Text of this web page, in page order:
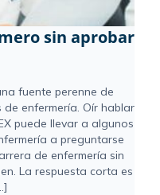
sin aprobar
fuente perenne de
enfermería. Oír hablar
puede llevar a algunos
a preguntarse
de enfermería sin
La respuesta corta es